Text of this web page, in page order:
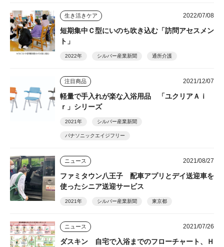
生き活きケア 2022/07/08
短期集中Ｃ型にいのち吹き込む「訪問アセスメン
ト」
2022年 シルバー産業新聞 通所介護
注目商品 2021/12/07
軽量で手入れが楽な入浴用品 「ユクリアＡｉ
ｒ」シリーズ
2021年 シルバー産業新聞
パナソニックエイジフリー
ニュース 2021/08/27
ファミタウン八王子 配車アプリとデイ送迎車を
使ったシニア送迎サービス
2021年 シルバー産業新聞 東京都
ニュース 2021/07/26
ダスキン 自宅で入浴までのフローチャート、Ｈ